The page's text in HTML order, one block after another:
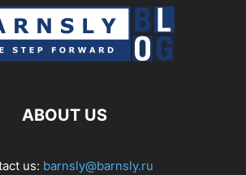
ABOUT US
us: barnsly@barnsly.ru